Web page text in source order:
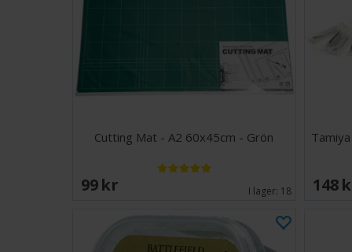
Cutting Mat - A2 60x45cm - Grön
99 SEK I lager: 18 148